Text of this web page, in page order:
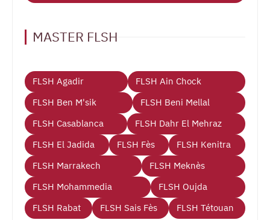
MASTER FLSH
FLSH Agadir
FLSH Ain Chock
FLSH Ben M'sik
FLSH Beni Mellal
FLSH Casablanca
FLSH Dahr El Mehraz
FLSH El Jadida
FLSH Fès
FLSH Kenitra
FLSH Marrakech
FLSH Meknès
FLSH Mohammedia
FLSH Oujda
FLSH Rabat
FLSH Sais Fès FLSH Tétouan